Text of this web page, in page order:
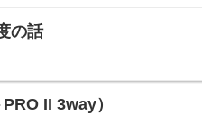
の話
II 3way）